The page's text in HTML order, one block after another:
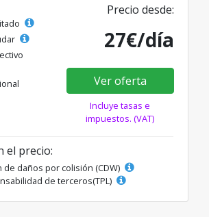
Precio desde:
27€/día
Ver oferta
Incluye tasas e
impuestos. (VAT)
el precio:
de daños por colisión (CDW)
de terceros(TPL)